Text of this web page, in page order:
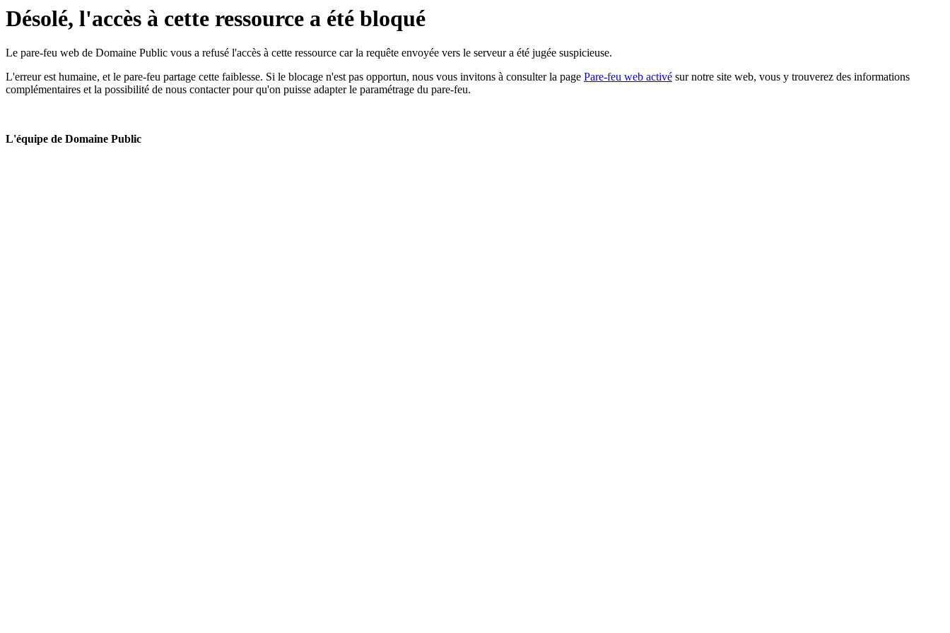
Désolé, l'accès à cette ressource a été bloqué
Le pare-feu web de Domaine Public vous a refusé l'accès à cette ressource car la requête envoyée vers le serveur a été jugée suspicieuse.
L'erreur est humaine, et le pare-feu partage cette faiblesse. Si le blocage n'est pas opportun, nous vous invitons à consulter la page Pare-feu web activé sur notre site web, vous y trouverez des informations
complémentaires et la possibilité de nous contacter pour qu'on puisse adapter le paramétrage du pare-feu.
L'équipe de Domaine Public